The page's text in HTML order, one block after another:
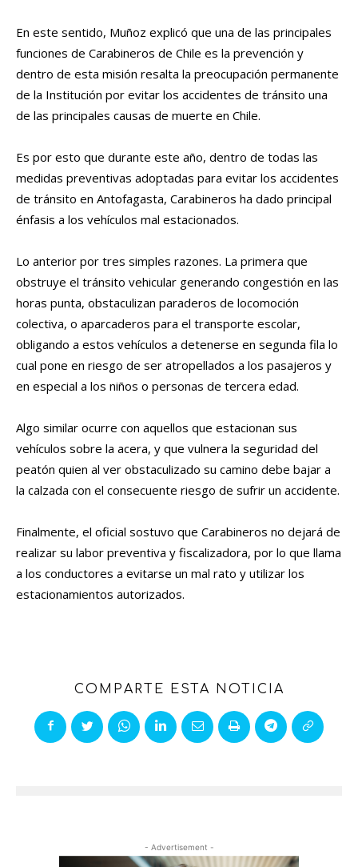
En este sentido, Muñoz explicó que una de las principales
funciones de Carabineros de Chile es la prevención y
dentro de esta misión resalta la preocupación permanente
de la Institución por evitar los accidentes de tránsito una
de las principales causas de muerte en Chile.
Es por esto que durante este año, dentro de todas las
medidas preventivas adoptadas para evitar los accidentes
de tránsito en Antofagasta, Carabineros ha dado principal
énfasis a los vehículos mal estacionados.
Lo anterior por tres simples razones. La primera que
obstruye el tránsito vehicular generando congestión en las
horas punta, obstaculizan paraderos de locomoción
colectiva, o aparcaderos para el transporte escolar,
obligando a estos vehículos a detenerse en segunda fila lo
cual pone en riesgo de ser atropellados a los pasajeros y
en especial a los niños o personas de tercera edad.
Algo similar ocurre con aquellos que estacionan sus
vehículos sobre la acera, y que vulnera la seguridad del
peatón quien al ver obstaculizado su camino debe bajar a
la calzada con el consecuente riesgo de sufrir un accidente.
Finalmente, el oficial sostuvo que Carabineros no dejará de
realizar su labor preventiva y fiscalizadora, por lo que llama
a los conductores a evitarse un mal rato y utilizar los
estacionamientos autorizados.
COMPARTE ESTA NOTICIA
- Advertisement -